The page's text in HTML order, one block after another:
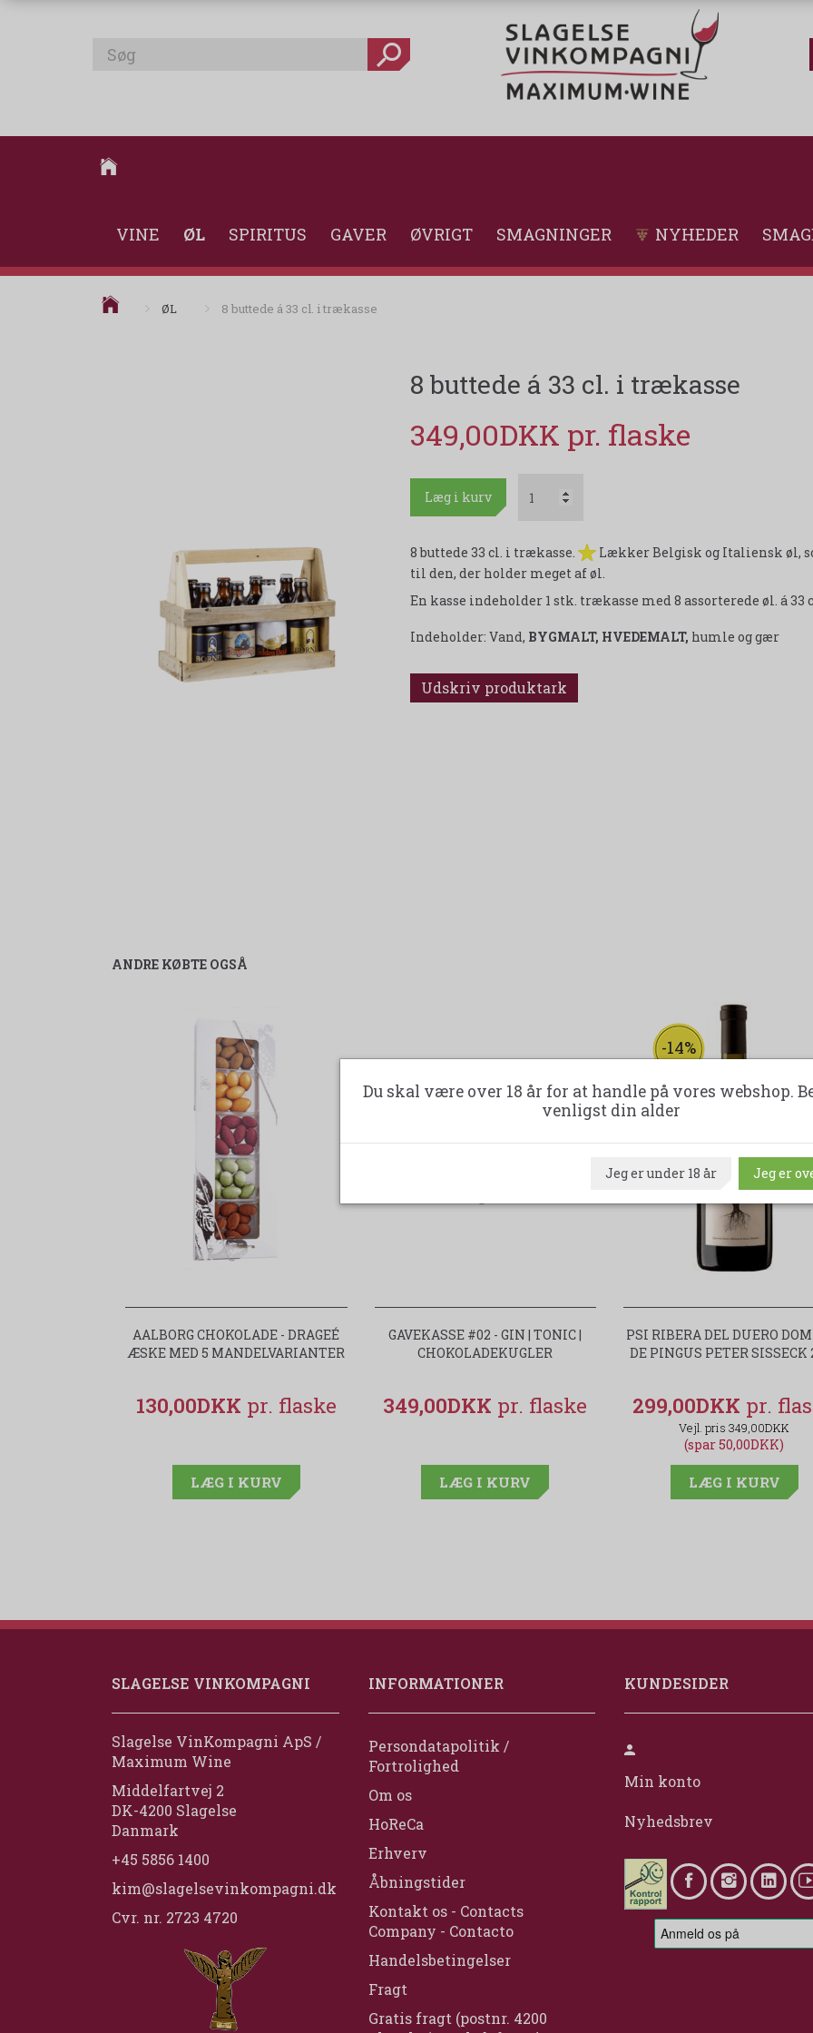
VINE ØL SPIRITUS GAVER ØVRIGT SMAGNINGER NYHEDER
ØL 8 buttede á 33 cl. i trækasse
8 buttede á 33 cl. i trækasse
349,00DKK
Læg i kurv
8 buttede 33 cl. i trækasse.
Lækker Belgisk og Italiensk øl,
til den, der holder meget af øl.
En kasse indeholder 1 stk. trækasse med 8 assorterede øl. á 33
Indeholder: Vand, BYGMALT, HVEDEMALT, humle og gær
Udskriv produktark
ANDRE KØBTE OGSÅ
AALBORG CHOKOLADE - DRAGEÉ
ÆSKE MED 5 MANDELVARIANTER
130,00DKK
LÆG I KURV
GAVEKASSE #02 - GIN | TONIC |
CHOKOLADEKUGLER
349,00DKK
LÆG I KURV
-14%
PSI RIBERA DEL DUERO
DE PINGUS PETER SISSECK
299,00DKK
349,00DKK
(spar 50,00DKK)
LÆG I KURV
SLAGELSE VINKOMPAGNI
Slagelse VinKompagni ApS /
Maximum Wine
Middelfartvej 2
DK-4200 Slagelse
Danmark
+45 5856 1400
kim@slagelsevinkompagni.dk
Cvr. nr. 2723 4720
INFORMATIONER
Persondatapolitik /
Fortrolighed
Om os
HoReCa
Erhverv
Åbningstider
Kontakt os - Contacts
Company - Contacto
Handelsbetingelser
Fragt
Gratis fragt (postnr. 4200
KUNDESIDER
Min konto
Nyhedsbrev
Du skal være over 18 år for at handle på vores webshop.
venligst din alder
Jeg er under 18 år Jeg er